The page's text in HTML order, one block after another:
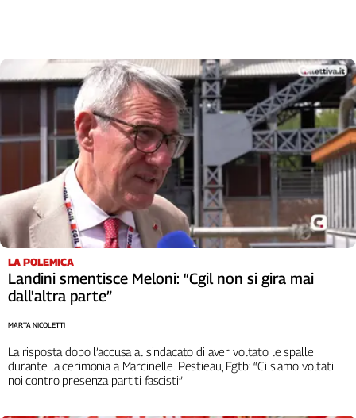
Piemonte
Puglia
Umbria
Valle
D'Aosta
Veneto
Archivio
Storico
2014
Cerca
LA POLEMICA
Landini smentisce Meloni: “Cgil non si gira mai
dall'altra parte”
La risposta dopo l’accusa al sindacato di aver voltato le spalle
durante la cerimonia a Marcinelle. Pestieau, Fgtb: “Ci siamo voltati
noi contro presenza partiti fascisti”
MARTA NICOLETTI